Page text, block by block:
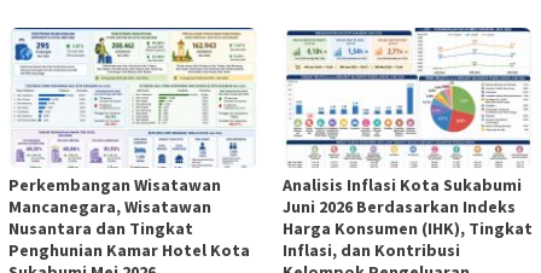
Perkembangan Wisatawan
Mancanegara, Wisatawan
Nusantara dan Tingkat
Penghunian Kamar Hotel Kota
Analisis Inflasi Kota Sukabumi
Juni 2026 Berdasarkan Indeks
Harga Konsumen (IHK), Tingkat
Inflasi, dan Kontribusi